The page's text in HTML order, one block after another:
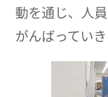
動を通じ、人
がんばってい